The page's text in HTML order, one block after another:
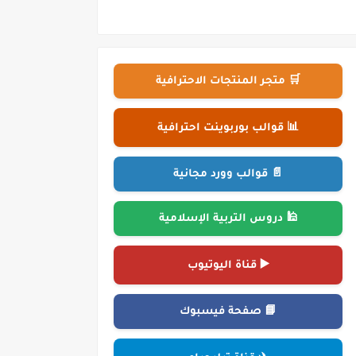
🛒 متجر المنتجات الاحترافية
📊 قوالب بوربوينت احترافية
📄 قوالب وورد مجانية
🕌 دروس التربية الإسلامية
▶️ قناة اليوتيوب
📘 صفحة فيسبوك